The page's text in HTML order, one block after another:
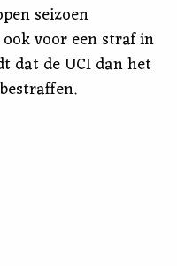
seizoen
voor een straf in
dat de UCI dan het